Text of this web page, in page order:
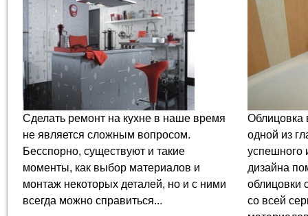
Сделать ремонт на кухне в наше время
не является сложным вопросом.
Бесспорно, существуют и такие
моменты, как выбор материалов и
монтаж некоторых деталей, но и с ними
всегда можно справиться...
Облицовка
одной из
успешного
дизайна
облицовки
со всей